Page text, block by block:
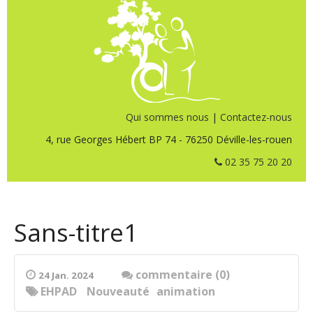
Qui sommes nous | Contactez-nous
4, rue Georges Hébert BP 74 - 76250 Déville-les-rouen
02 35 75 20 20
Sans-titre1
24 Jan. 2024
commentaire (0)
animation
EHPAD Nouveauté